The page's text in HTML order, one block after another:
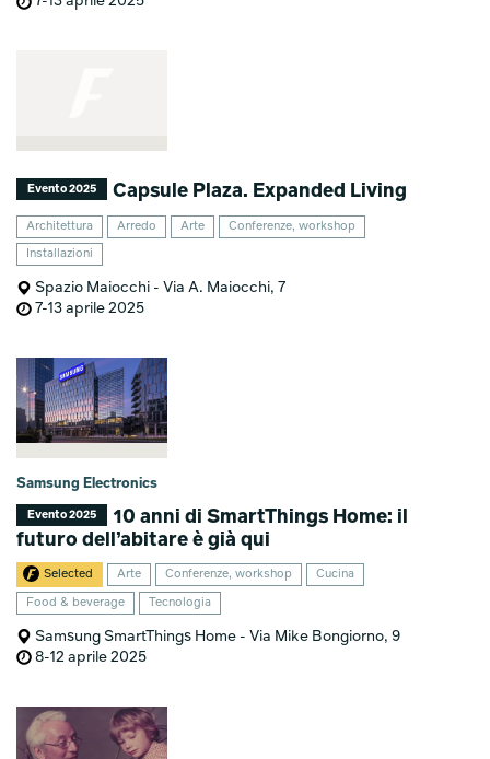
Evento 2025 Capsule Plaza. Expanded Living
Architettura Arredo Arte Conferenze, workshop
Installazioni
Spazio Maiocchi - Via A. Maiocchi, 7
7-13 aprile 2025
Samsung Electronics
Evento 2025
10 anni di SmartThings Home: il
futuro dell’abitare è già qui
Selected Arte Conferenze, workshop Cucina
Food & beverage Tecnologia
Samsung SmartThings Home - Via Mike Bongiorno, 9
8-12 aprile 2025